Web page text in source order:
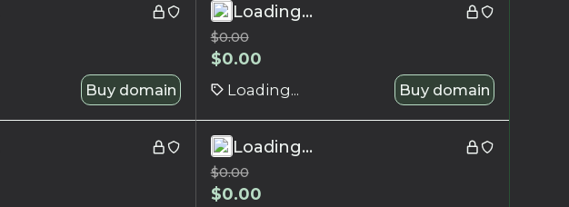
Buy domain
Loading...
$0.00
$0.00
Loading... Buy domain
Loading...
$0.00
$0.00